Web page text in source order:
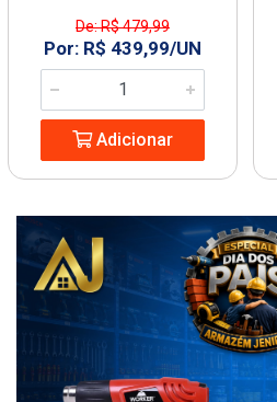
De: R$ 479,99
Por: R$ 439,99/UN
Adicionar